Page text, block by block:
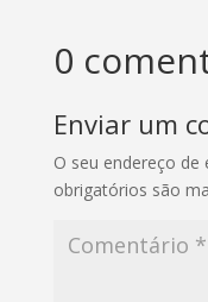
0
Enviar um
O seu endereço de
obrigatórios são